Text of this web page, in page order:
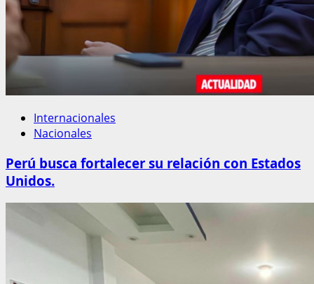
Internacionales
Nacionales
Perú busca fortalecer su relación con Estados
Unidos.